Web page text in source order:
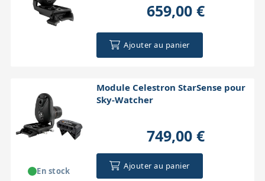
659,00 €
Ajouter au panier
Module Celestron StarSense pour
Sky-Watcher
749,00 €
Ajouter au panier
En stock